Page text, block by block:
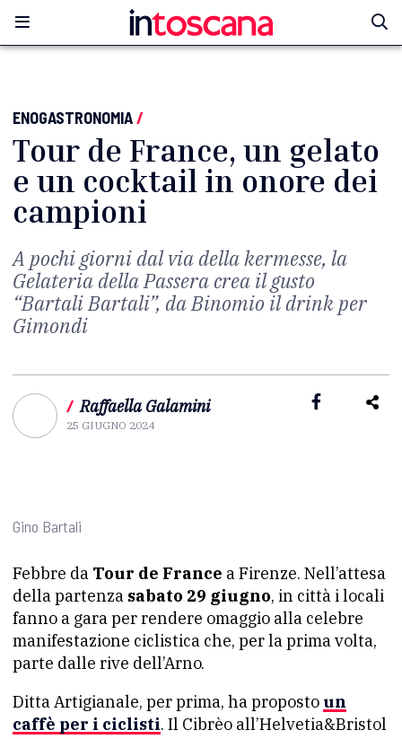
ENOGASTRONOMIA/
Tour de France, un gelato
e un cocktail in onore dei
campioni
A pochi giorni dal via della kermesse, la
Gelateria della Passera crea il gusto
“Bartali Bartali”, da Binomio il drink per
Gimondi
/ Raffaella Galamini
25 GIUGNO 2024
Gino Bartali
Febbre da Tour de France a Firenze. Nell’attesa
della partenza sabato 29 giugno, in città i locali
fanno a gara per rendere omaggio alla celebre
manifestazione ciclistica che, per la prima volta,
parte dalle rive dell’Arno.
Ditta Artigianale, per prima, ha proposto un
caffè per i ciclisti. Il Cibrèo all’Helvetia&Bristol